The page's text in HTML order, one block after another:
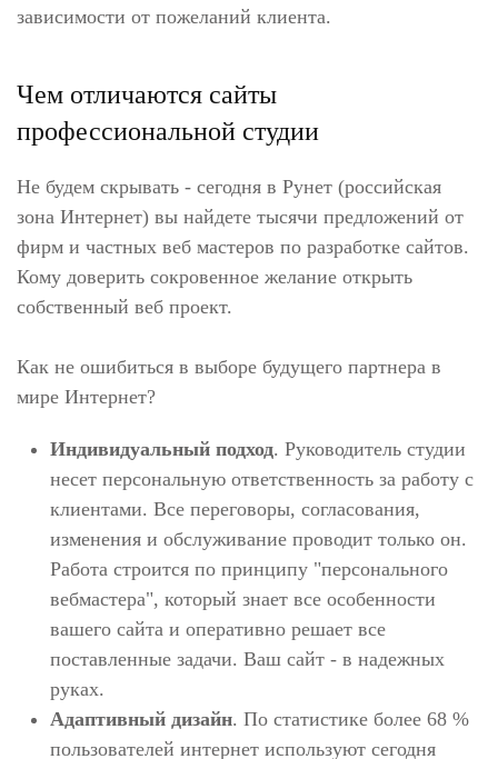
зависимости от пожеланий клиента.
Чем отличаются сайты
профессиональной студии
Не будем скрывать - сегодня в Рунет (российская
зона Интернет) вы найдете тысячи предложений от
фирм и частных веб мастеров по разработке сайтов.
Кому доверить сокровенное желание открыть
собственный веб проект.
Как не ошибиться в выборе будущего партнера в
мире Интернет?
Индивидуальный подход. Руководитель студии
несет персональную ответственность за работу с
клиентами. Все переговоры, согласования,
изменения и обслуживание проводит только он.
Работа строится по принципу "персонального
вебмастера", который знает все особенности
вашего сайта и оперативно решает все
поставленные задачи. Ваш сайт - в надежных
руках.
Адаптивный дизайн. По статистике более 68 %
пользователей интернет используют сегодня